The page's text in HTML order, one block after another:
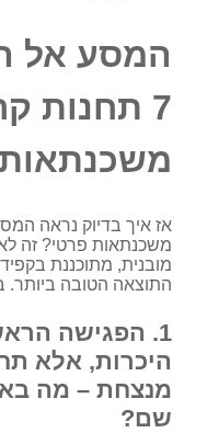
המסע אל
7 תחנות
אז איך בדיוק נראה
משכנתאות פרטי? זה
מובנית, מתוכננת
התוצאה הטובה ביותר.
1. הפגישה
היכרות, אלא
מנצחת – מה
שם?